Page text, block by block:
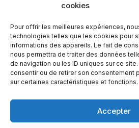
cookies
Pour offrir les meilleures expériences,
technologies telles que les cookies pour
informations des appareils. Le fait de
nous permettra de traiter des données
de navigation ou les ID uniques sur ce
consentir ou de retirer son consentement
sur certaines caractéristiques et fonctions.
Accepter
EQUILIBIOS FORMATION Inc. 5748
H1Y 2J9 Canada